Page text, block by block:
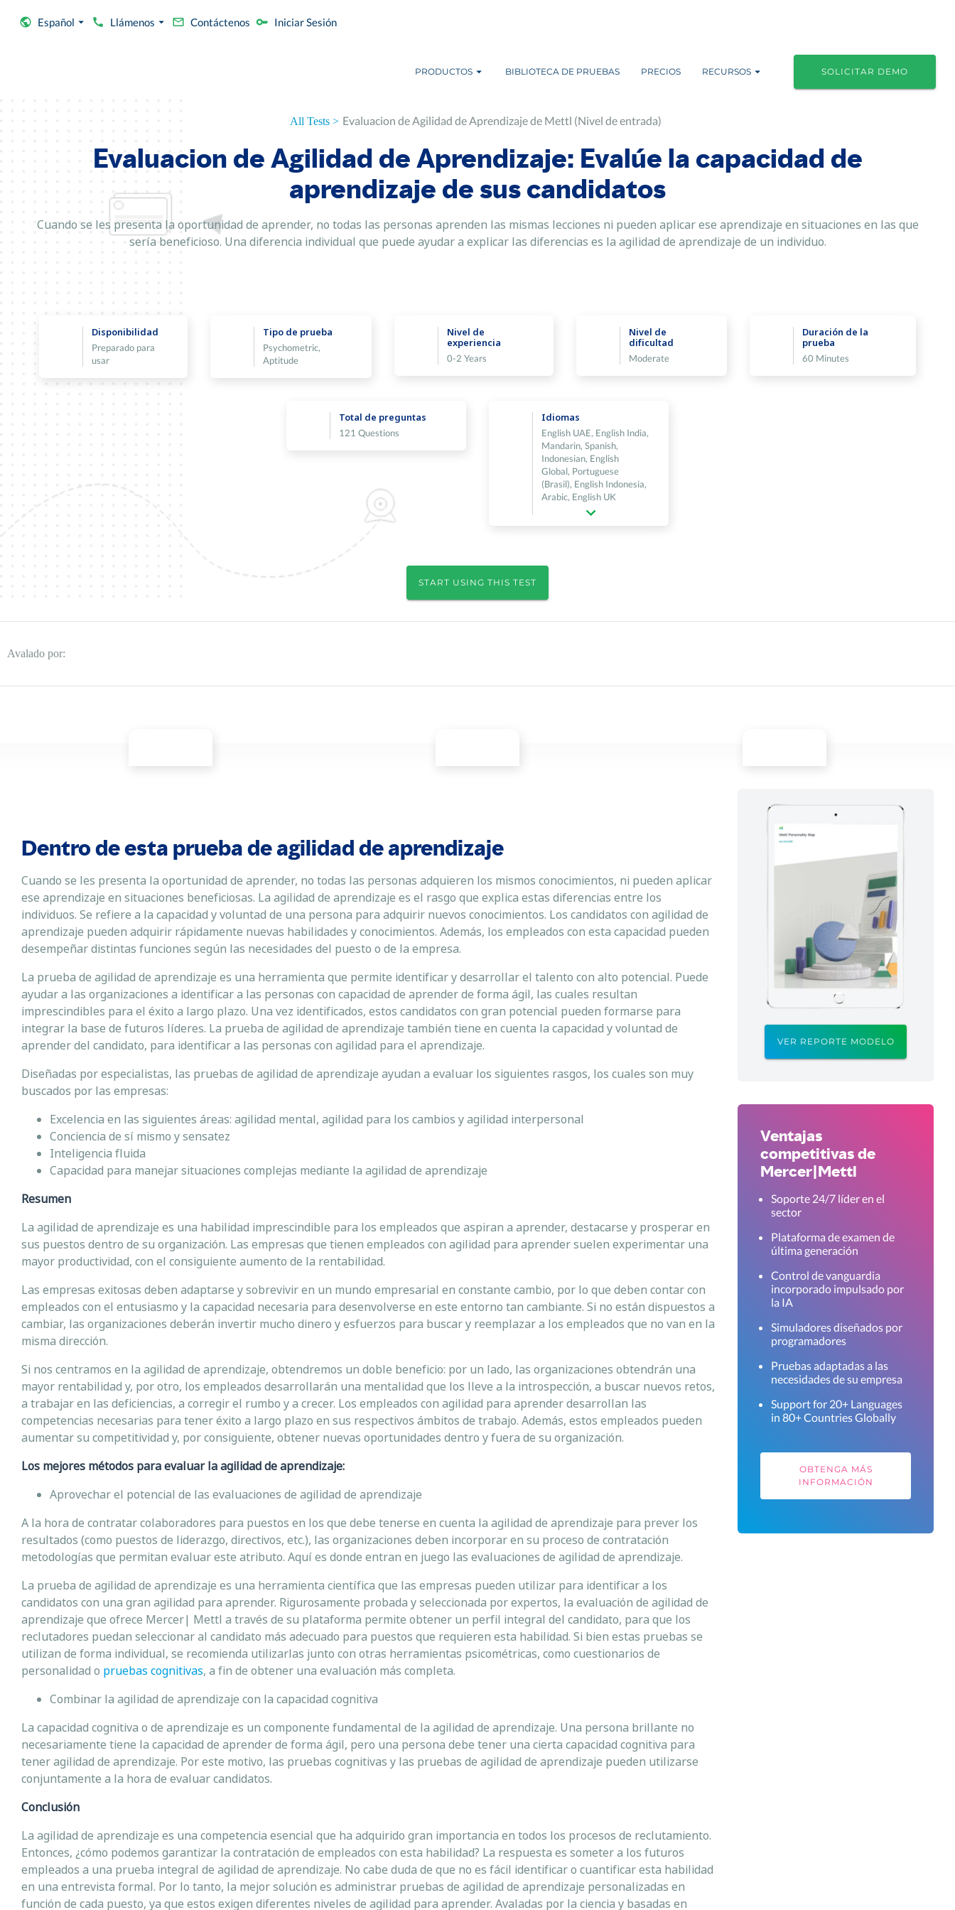
Español Llámenos Contáctenos Iniciar Sesión
PRODUCTOS BIBLIOTECA DE PRUEBAS PRECIOS RECURSOS SOLICITAR DEMO
All Tests > Evaluacion de Agilidad de Aprendizaje de Mettl (Nivel de entrada)
Evaluacion de Agilidad de Aprendizaje: Evalúe la capacidad de
aprendizaje de sus candidatos
Cuando se les presenta la oportunidad de aprender, no todas las personas aprenden las mismas lecciones ni pueden aplicar ese aprendizaje en situaciones en las que
sería beneficioso. Una diferencia individual que puede ayudar a explicar las diferencias es la agilidad de aprendizaje de un individuo.
Disponibilidad
Preparado para
usar
Tipo de prueba
Psychometric,
Aptitude
Nivel de
experiencia
0-2 Years
Nivel de
dificultad
Moderate
Duración de la
prueba
60 Minutes
Total de preguntas
121 Questions
Idiomas
English UAE, English India,
Mandarin, Spanish,
Indonesian, English
Global, Portuguese
(Brasil), English Indonesia,
Arabic, English UK
START USING THIS TEST
Avalado por:
Dentro de esta prueba de agilidad de aprendizaje
Cuando se les presenta la oportunidad de aprender, no todas las personas adquieren los mismos conocimientos, ni pueden aplicar
ese aprendizaje en situaciones beneficiosas. La agilidad de aprendizaje es el rasgo que explica estas diferencias entre los
individuos. Se refiere a la capacidad y voluntad de una persona para adquirir nuevos conocimientos. Los candidatos con agilidad de
aprendizaje pueden adquirir rápidamente nuevas habilidades y conocimientos. Además, los empleados con esta capacidad pueden
desempeñar distintas funciones según las necesidades del puesto o de la empresa.
La prueba de agilidad de aprendizaje es una herramienta que permite identificar y desarrollar el talento con alto potencial. Puede
ayudar a las organizaciones a identificar a las personas con capacidad de aprender de forma ágil, las cuales resultan
imprescindibles para el éxito a largo plazo. Una vez identificados, estos candidatos con gran potencial pueden formarse para
integrar la base de futuros líderes. La prueba de agilidad de aprendizaje también tiene en cuenta la capacidad y voluntad de
aprender del candidato, para identificar a las personas con agilidad para el aprendizaje.
Diseñadas por especialistas, las pruebas de agilidad de aprendizaje ayudan a evaluar los siguientes rasgos, los cuales son muy
buscados por las empresas:
Excelencia en las siguientes áreas: agilidad mental, agilidad para los cambios y agilidad interpersonal
Conciencia de sí mismo y sensatez
Inteligencia fluida
Capacidad para manejar situaciones complejas mediante la agilidad de aprendizaje
Resumen
La agilidad de aprendizaje es una habilidad imprescindible para los empleados que aspiran a aprender, destacarse y prosperar en
sus puestos dentro de su organización. Las empresas que tienen empleados con agilidad para aprender suelen experimentar una
mayor productividad, con el consiguiente aumento de la rentabilidad.
Las empresas exitosas deben adaptarse y sobrevivir en un mundo empresarial en constante cambio, por lo que deben contar con
empleados con el entusiasmo y la capacidad necesaria para desenvolverse en este entorno tan cambiante. Si no están dispuestos a
cambiar, las organizaciones deberán invertir mucho dinero y esfuerzos para buscar y reemplazar a los empleados que no van en la
misma dirección.
Si nos centramos en la agilidad de aprendizaje, obtendremos un doble beneficio: por un lado, las organizaciones obtendrán una
mayor rentabilidad y, por otro, los empleados desarrollarán una mentalidad que los lleve a la introspección, a buscar nuevos retos,
a trabajar en las deficiencias, a corregir el rumbo y a crecer. Los empleados con agilidad para aprender desarrollan las
competencias necesarias para tener éxito a largo plazo en sus respectivos ámbitos de trabajo. Además, estos empleados pueden
aumentar su competitividad y, por consiguiente, obtener nuevas oportunidades dentro y fuera de su organización.
Los mejores métodos para evaluar la agilidad de aprendizaje:
Aprovechar el potencial de las evaluaciones de agilidad de aprendizaje
A la hora de contratar colaboradores para puestos en los que debe tenerse en cuenta la agilidad de aprendizaje para prever los
resultados (como puestos de liderazgo, directivos, etc.), las organizaciones deben incorporar en su proceso de contratación
metodologías que permitan evaluar este atributo. Aquí es donde entran en juego las evaluaciones de agilidad de aprendizaje.
La prueba de agilidad de aprendizaje es una herramienta científica que las empresas pueden utilizar para identificar a los
candidatos con una gran agilidad para aprender. Rigurosamente probada y seleccionada por expertos, la evaluación de agilidad de
aprendizaje que ofrece Mercer| Mettl a través de su plataforma permite obtener un perfil integral del candidato, para que los
reclutadores puedan seleccionar al candidato más adecuado para puestos que requieren esta habilidad. Si bien estas pruebas se
utilizan de forma individual, se recomienda utilizarlas junto con otras herramientas psicométricas, como cuestionarios de
personalidad o pruebas cognitivas, a fin de obtener una evaluación más completa.
Combinar la agilidad de aprendizaje con la capacidad cognitiva
La capacidad cognitiva o de aprendizaje es un componente fundamental de la agilidad de aprendizaje. Una persona brillante no
necesariamente tiene la capacidad de aprender de forma ágil, pero una persona debe tener una cierta capacidad cognitiva para
tener agilidad de aprendizaje. Por este motivo, las pruebas cognitivas y las pruebas de agilidad de aprendizaje pueden utilizarse
conjuntamente a la hora de evaluar candidatos.
Conclusión
La agilidad de aprendizaje es una competencia esencial que ha adquirido gran importancia en todos los procesos de reclutamiento.
Entonces, ¿cómo podemos garantizar la contratación de empleados con esta habilidad? La respuesta es someter a los futuros
empleados a una prueba integral de agilidad de aprendizaje. No cabe duda de que no es fácil identificar o cuantificar esta habilidad
en una entrevista formal. Por lo tanto, la mejor solución es administrar pruebas de agilidad de aprendizaje personalizadas en
función de cada puesto, ya que estos exigen diferentes niveles de agilidad para aprender. Avaladas por la ciencia y basadas en
VER REPORTE MODELO
Ventajas
competitivas de
Mercer|Mettl
Soporte 24/7 líder en el
sector
Plataforma de examen de
última generación
Control de vanguardia
incorporado impulsado por
la IA
Simuladores diseñados por
programadores
Pruebas adaptadas a las
necesidades de su empresa
Support for 20+ Languages
in 80+ Countries Globally
OBTENGA MÁS
INFORMACIÓN